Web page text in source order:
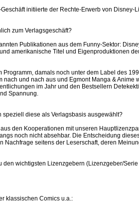
initiierte der Rechte-Erwerb von
zum Verlagsgeschäft?
Publikationen aus dem Funny-Sektor:
amerikanische Titel und Eigenproduktionen
damals noch unter dem Label des
nach und nach aus und Egmont Manga & Anime
im Jahr und den Bestsellern
Spannung.
speziell diese als Verlagsbasis ausgewählt?
den Kooperationen mit unseren
noch nicht absehbar. Die Entscheidung
Nachfrage seitens der Leserschaft, deren
wichtigsten Lizenzgebern (Lizenzgeber/
klassischen Comics u.a.: